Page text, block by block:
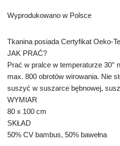
Wyprodukowano w Polsce
Tkanina posiada Certyfikat Oeko-
JAK PRAĆ?
Prać w pralce w temperaturze 30°
max. 800 obrotów wirowania. Nie
suszyć w suszarce bębnowej,
WYMIAR
80 x 100 cm
SKŁAD
50% CV bambus, 50% bawełna